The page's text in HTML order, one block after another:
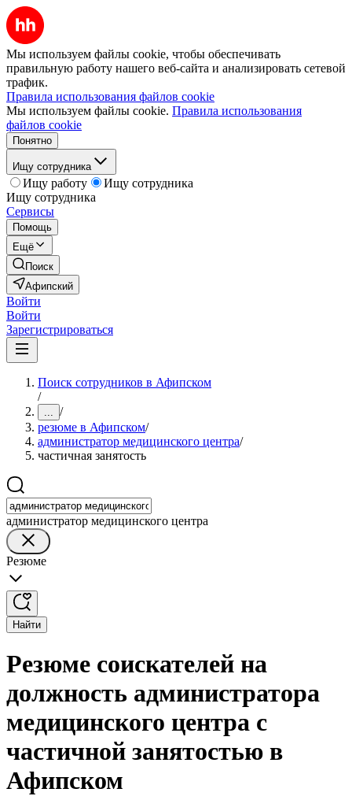
Мы используем файлы cookie, чтобы обеспечивать
правильную работу нашего веб-сайта и анализировать сетевой
трафик.
Правила использования файлов cookie
Мы используем файлы cookie. Правила использования
файлов cookie
Понятно
Ищу сотрудника
Ищу работу
Ищу сотрудника
Ищу сотрудника
Сервисы
Помощь
Ещё
Поиск
Афипский
Войти
Войти
Зарегистрироваться
Поиск сотрудников в Афипском
/
... /
резюме в Афипском/
администратор медицинского центра/
частичная занятость
администратор медицинского центра
Резюме
Найти
Резюме соискателей на
должность администратора
медицинского центра с
частичной занятостью в
Афипском